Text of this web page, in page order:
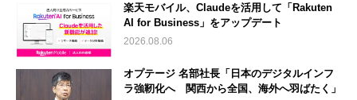
楽天モバイル、Claudeを活用して「Rakuten
AI for Business」をアップデート
2026.08.06
オプテージ 名部社長「日本のデジタルインフ
ラ強靭化へ 関西から全国、海外へ羽ばたく」